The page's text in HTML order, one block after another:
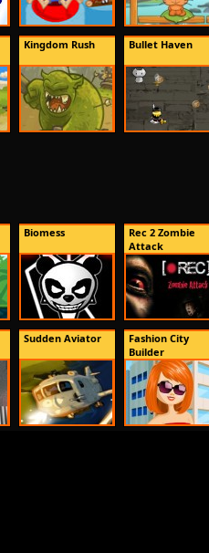
Kingdom Rush Bullet Haven
Biomess
Rec 2 Zombie
Attack
Sudden Aviator
Fashion City
Builder